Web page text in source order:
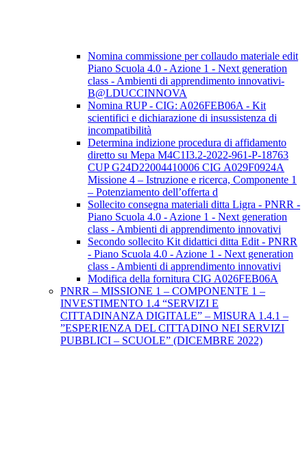
Nomina commissione per collaudo materiale edit
Piano Scuola 4.0 - Azione 1 - Next generation
class - Ambienti di apprendimento innovativi-
B@LDUCCINNOVA
Nomina RUP - CIG: A026FEB06A - Kit
scientifici e dichiarazione di insussistenza di
incompatibilità
Determina indizione procedura di affidamento
diretto su Mepa M4C1I3.2-2022-961-P-18763
CUP G24D22004410006 CIG A029F0924A
Missione 4 – Istruzione e ricerca, Componente 1
– Potenziamento dell’offerta d
Sollecito consegna materiali ditta Ligra - PNRR -
Piano Scuola 4.0 - Azione 1 - Next generation
class - Ambienti di apprendimento innovativi
Secondo sollecito Kit didattici ditta Edit - PNRR
- Piano Scuola 4.0 - Azione 1 - Next generation
class - Ambienti di apprendimento innovativi
Modifica della fornitura CIG A026FEB06A
PNRR – MISSIONE 1 – COMPONENTE 1 –
INVESTIMENTO 1.4 “SERVIZI E
CITTADINANZA DIGITALE” – MISURA 1.4.1 –
”ESPERIENZA DEL CITTADINO NEI SERVIZI
PUBBLICI – SCUOLE” (DICEMBRE 2022)